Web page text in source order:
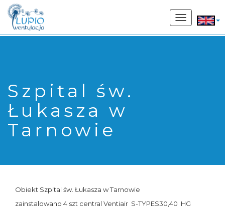
Toggle
navigation
Szpital św.
Łukasza w
Tarnowie
Obiekt Szpital św. Łukasza w Tarnowie
zainstalowano 4 szt central Ventiair S-TYPES30,40 HG